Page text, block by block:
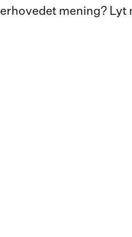
mening? Lyt